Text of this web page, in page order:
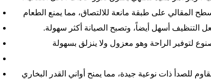
المقالي على طبقة مانعة للالتصاق، مما يمنع الطعام
التنظيف أسهل أيضاً، وتصبح الصيانة أكثر سهولة.
لتوفير الراحة وهو معزول ولا ينزلق بسهولة
للصدأ ذات نوعية جيدة، مما يمنح أواني القدر البخاري